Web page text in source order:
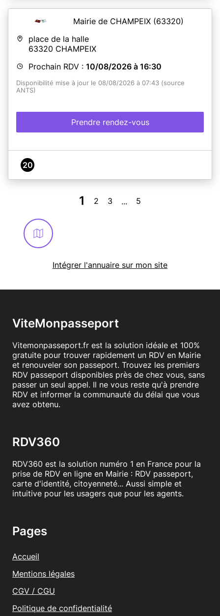
Mairie de CHAMPEIX (63320)
place de la halle
63320 CHAMPEIX
Prochain RDV : 10/08/2026 à 16:30
Disponibilité mise à jour le 08/08/2026 à 07:43 (source
ANTS)
Prendre rendez-vous
20
1 2 3 ... 5
Intégrer l'annuaire sur mon site
ViteMonpasseport
Vitemonpasseport.fr est la solution idéale et 100%
gratuite pour trouver rapidement un RDV en Mairie
et renouveler son passeport. Trouvez les premiers
RDV passeport disponibles près de chez vous, sans
passer un seul appel. Il ne vous reste qu'à prendre
RDV et informer la communauté du délai que vous
avez obtenu.
RDV360
RDV360 est la solution numéro 1 en France pour la
prise de RDV en ligne en Mairie : RDV passeport,
carte d'identité, citoyenneté... Aussi simple et
intuitive pour les usagers que pour les agents.
Pages
Accueil
Mentions légales
CGV / CGU
Politique de confidentialité